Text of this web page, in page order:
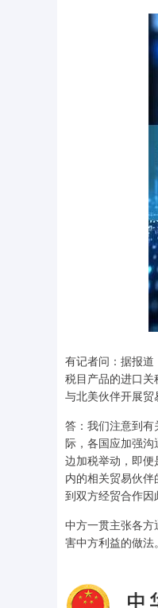
有记者问：据报
税目产品的进口
与北美伙伴开展贸
答：我们注意到
际，各国应加强
边加税举动，即
内的相关贸易伙
到双方经贸合作因
中方一贯主张各
害中方利益的做法